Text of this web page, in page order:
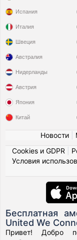
Испания
Италия
Швеция
Австралия
Нидерланды
Австрия
Япония
Китай
Новости|
Cookies и GDPR
Условия
Бесплатная
United We
Привет! Добро